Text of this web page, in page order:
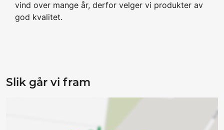
vind over mange år, derfor velger vi produkter av
god kvalitet.
Slik går vi fram